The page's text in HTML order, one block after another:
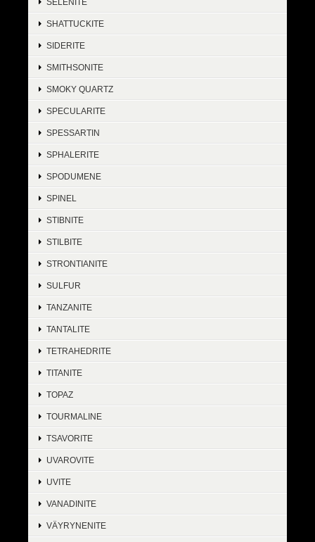
SHATTUCKITE
SIDERITE
SMITHSONITE
SMOKY QUARTZ
SPECULARITE
SPESSARTIN
SPHALERITE
SPODUMENE
SPINEL
STIBNITE
STILBITE
STRONTIANITE
SULFUR
TANZANITE
TANTALITE
TETRAHEDRITE
TITANITE
TOPAZ
TOURMALINE
TSAVORITE
UVAROVITE
UVITE
VANADINITE
VÄYRYNENITE